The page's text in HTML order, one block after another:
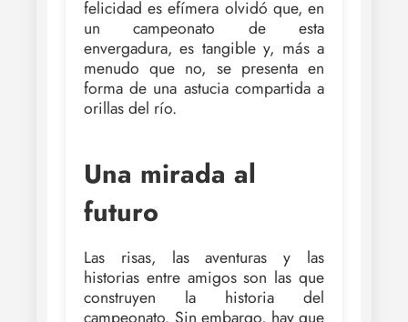
felicidad es efímera olvidó que, en
un campeonato de esta
envergadura, es tangible y, más a
menudo que no, se presenta en
forma de una astucia compartida a
orillas del río.
Una mirada al
futuro
Las risas, las aventuras y las
historias entre amigos son las que
construyen la historia del